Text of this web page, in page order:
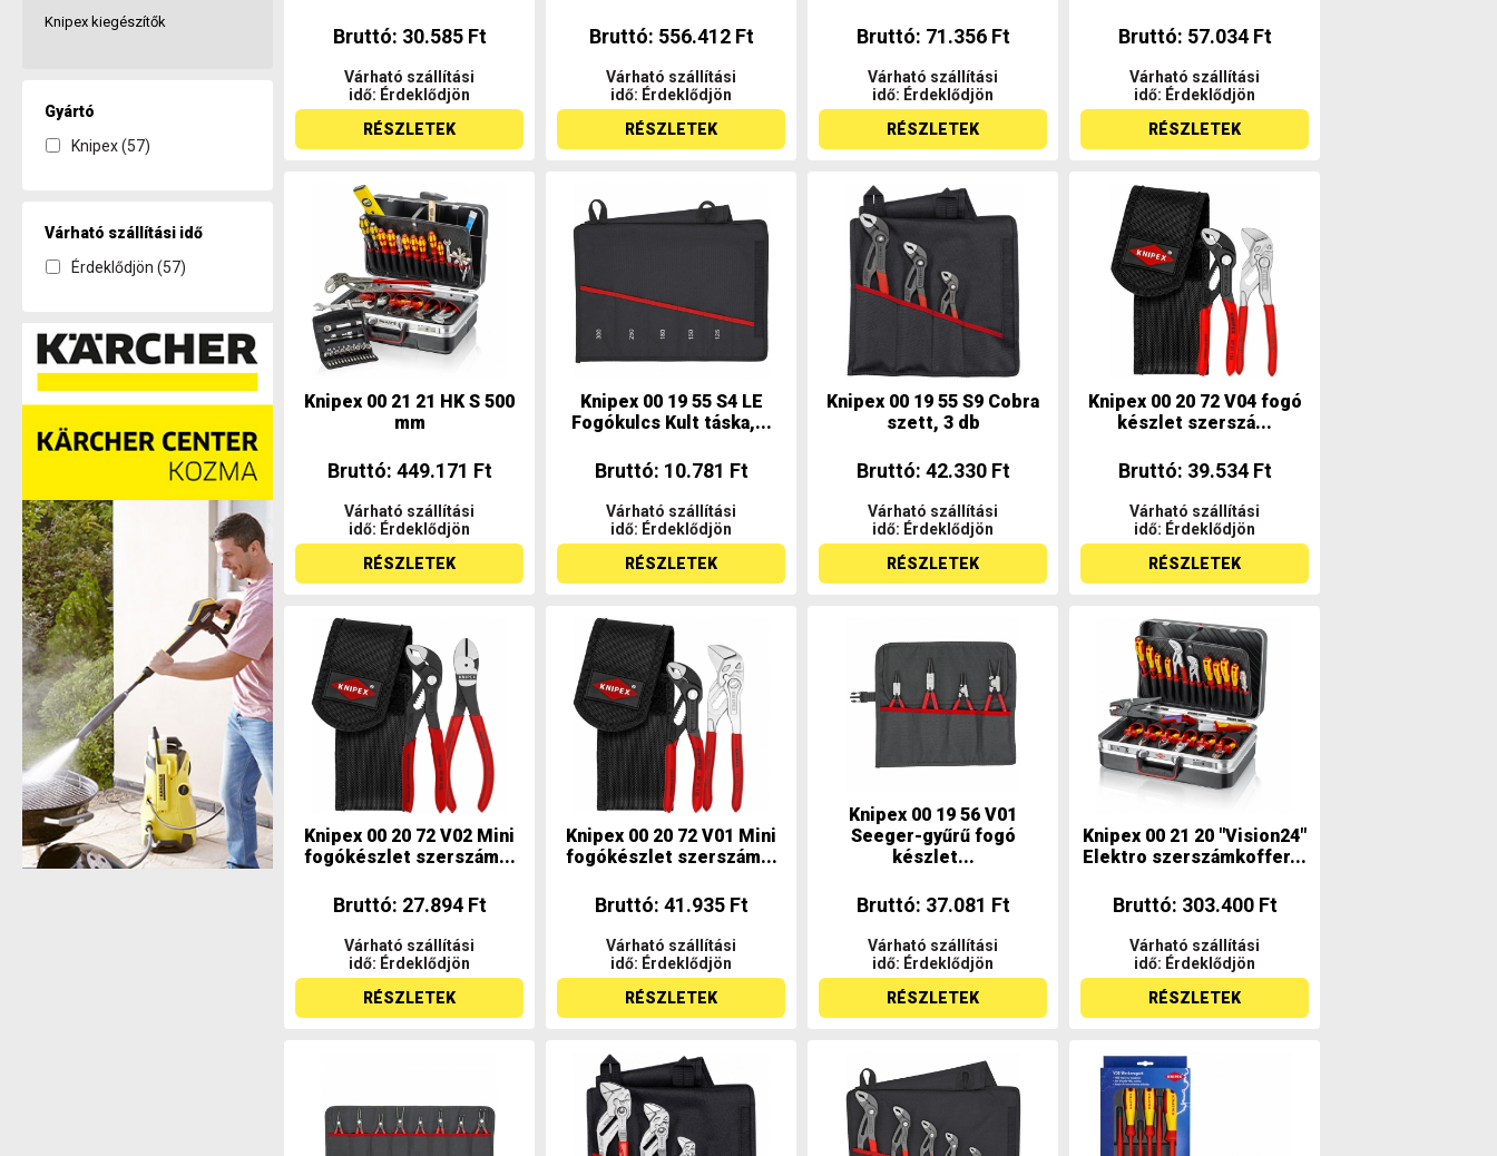
Knipex kiegészítők
Gyártó
Knipex (57)
Várható szállítási idő
Érdeklődjön (57)
Bruttó: 30.585 Ft
Várható szállítási
idő: Érdeklődjön
RÉSZLETEK
Bruttó: 556.412 Ft
Várható szállítási
idő: Érdeklődjön
RÉSZLETEK
Bruttó: 71.356 Ft
Várható szállítási
idő: Érdeklődjön
RÉSZLETEK
Bruttó: 57.034 Ft
Várható szállítási
idő: Érdeklődjön
RÉSZLETEK
Knipex 00 21 21 HK S 500
mm
Bruttó: 449.171 Ft
Várható szállítási
idő: Érdeklődjön
RÉSZLETEK
Knipex 00 19 55 S4 LE
Fogókulcs Kult táska,...
Bruttó: 10.781 Ft
Várható szállítási
idő: Érdeklődjön
RÉSZLETEK
Knipex 00 19 55 S9 Cobra
szett, 3 db
Bruttó: 42.330 Ft
Várható szállítási
idő: Érdeklődjön
RÉSZLETEK
Knipex 00 20 72 V04 fogó
készlet szerszá...
Bruttó: 39.534 Ft
Várható szállítási
idő: Érdeklődjön
RÉSZLETEK
Knipex 00 20 72 V02 Mini
fogókészlet szerszám...
Bruttó: 27.894 Ft
Várható szállítási
idő: Érdeklődjön
RÉSZLETEK
Knipex 00 20 72 V01 Mini
fogókészlet szerszám...
Bruttó: 41.935 Ft
Várható szállítási
idő: Érdeklődjön
RÉSZLETEK
Knipex 00 19 56 V01
Seeger-gyűrű fogó
készlet...
Bruttó: 37.081 Ft
Várható szállítási
idő: Érdeklődjön
RÉSZLETEK
Knipex 00 21 20 "Vision24"
Elektro szerszámkoffer...
Bruttó: 303.400 Ft
Várható szállítási
idő: Érdeklődjön
RÉSZLETEK